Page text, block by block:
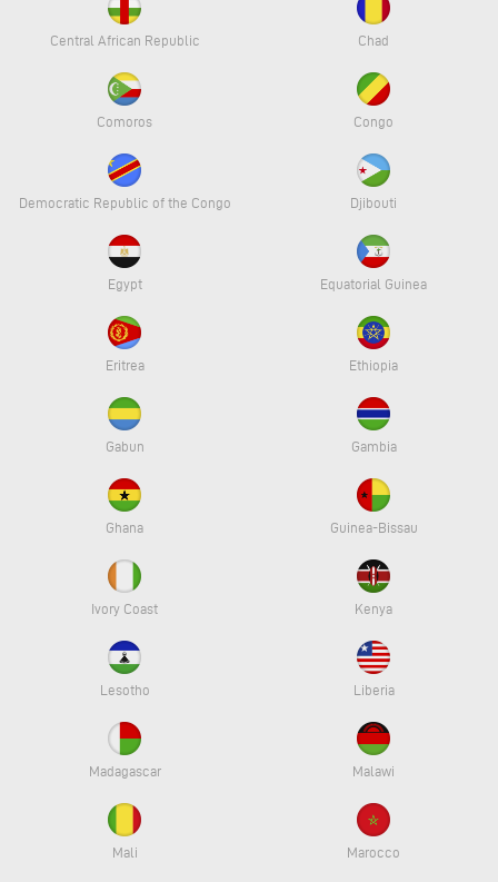
Central African Republic Chad
Comoros Congo
Democratic Republic of the Congo Djibouti
Egypt Equatorial Guinea
Eritrea Ethiopia
Gabun Gambia
Ghana Guinea-Bissau
Ivory Coast Kenya
Lesotho Liberia
Madagascar Malawi
Mali Marocco